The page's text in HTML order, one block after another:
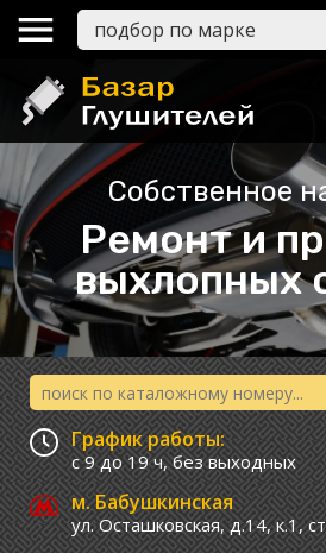
Собственное
Ремонт и
выхлопных
График работы:
с 9 до 19 ч,без выходных
м. Бабушкинская
ул. Осташковская, д.14, к.1,